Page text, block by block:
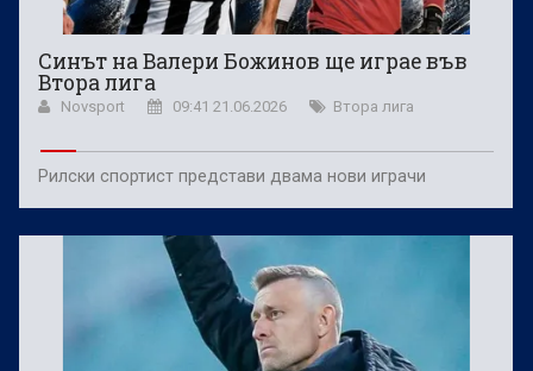
Синът на Валери Божинов ще играе във
Втора лига
Novsport 09:41 21.06.2026 Втора лига
Рилски спортист представи двама нови играчи